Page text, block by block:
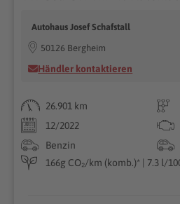
Autohaus Josef Schafstall
50126 Bergheim
Händler kontaktieren
26.901 km
12/2022
Benzin
166g CO₂/km (komb.)* | 7.3 l/